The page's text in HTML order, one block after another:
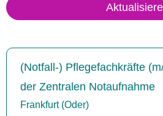
(Notfall-) Pflegefachkräfte
der Zentralen Notaufnahme
Frankfurt (Oder)